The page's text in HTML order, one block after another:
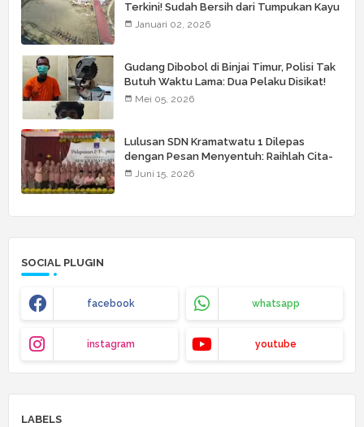
Terkini! Sudah Bersih dari Tumpukan Kayu
Januari 02, 2026
Gudang Dibobol di Binjai Timur, Polisi Tak
Butuh Waktu Lama: Dua Pelaku Disikat!
Mei 05, 2026
Lulusan SDN Kramatwatu 1 Dilepas
dengan Pesan Menyentuh: Raihlah Cita-
Cita Setinggi Langit
Juni 15, 2026
SOCIAL PLUGIN
facebook whatsapp
instagram youtube
LABELS